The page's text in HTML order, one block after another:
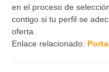
en el proceso de
contigo si tu perfil se
oferta.
Enlace relacionado: